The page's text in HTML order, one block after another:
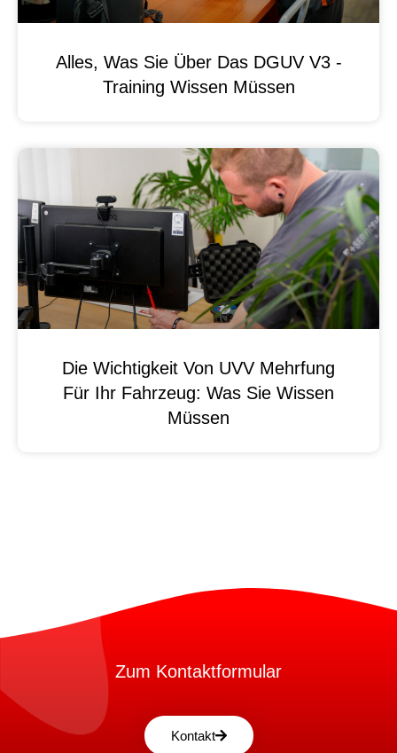
Alles, Was Sie Über Das DGUV V3 -
Training Wissen Müssen
Die Wichtigkeit Von UVV Mehrfung
Für Ihr Fahrzeug: Was Sie Wissen
Müssen
Zum Kontaktformular
Kontakt